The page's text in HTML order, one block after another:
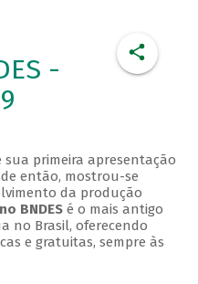
-
sua primeira apresentação
então, mostrou-se
da produção
BNDESé o mais antigo
no Brasil, oferecendo
e gratuitas, sempre às